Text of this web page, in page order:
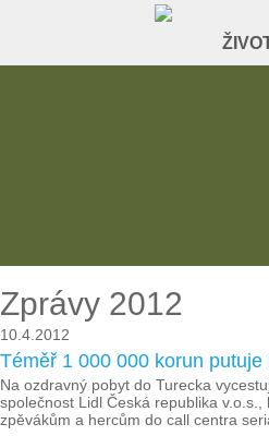
Zprávy 2012
10.4.2012
Téměř 1 000 000 korun
Na ozdravný pobyt do Turecka
společnost Lidl Česká republika
zpěvákům a hercům do call centra